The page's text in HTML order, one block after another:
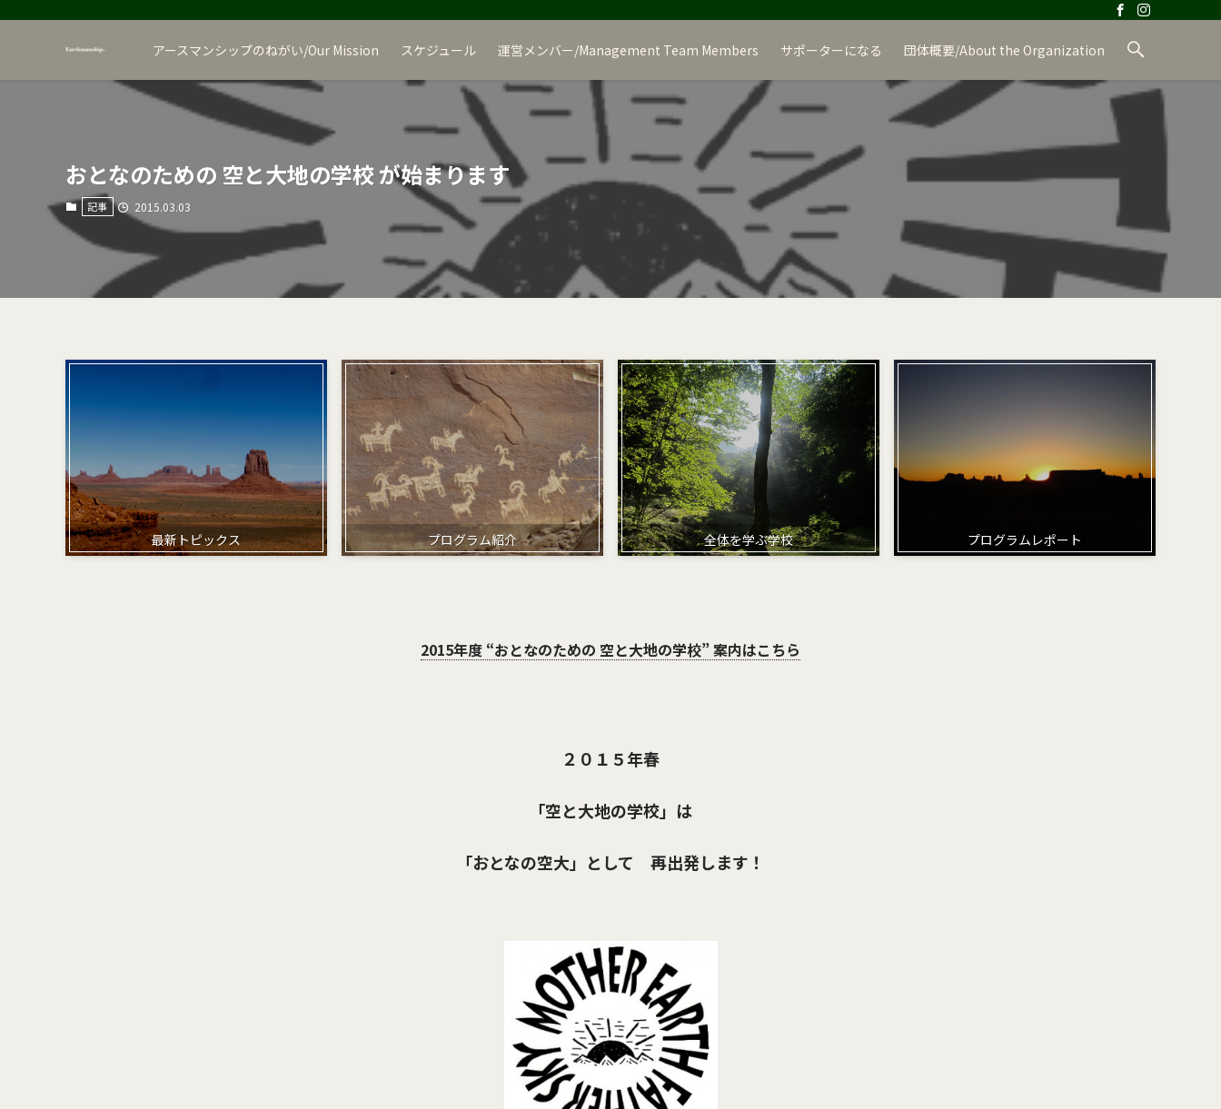
アースマンシップのねがい/Our Mission スケジュール 運営メンバー/Management Team Members サポーターになる 団体概要/About the Organization
おとなのための 空と大地の学校 が始まります
記事 2015.03.03
最新トピックス プログラム紹介 全体を学ぶ学校 プログラムレポート
2015年度 “おとなのための 空と大地の学校” 案内はこちら
２０１５年春
「空と大地の学校」は
「おとなの空大」 として 再出発します！